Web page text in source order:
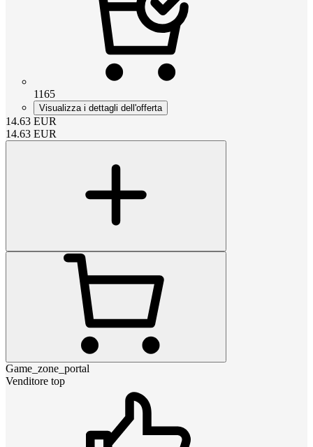
1165
Visualizza i dettagli dell'offerta
14.63 EUR
14.63 EUR
Game_zone_portal
Venditore top